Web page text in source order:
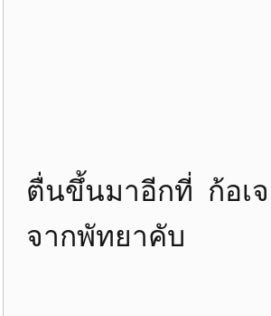
ตื่นขึ้นมาอีกที่ ก้อเ
จากพัทยาคับ